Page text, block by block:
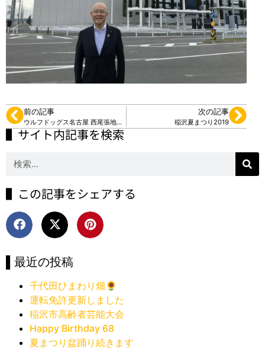
前の記事
ウルフドッグス名古屋 西尾張地区後援会設立
次の記事
稲沢夏まつり2019
▌サイト内記事を検索
▌この記事をシェアする
▌最近の投稿
千代田ひまわり畑🌻
運転免許更新しました
稲沢市高齢者芸能大会
Happy Birthday 68
夏まつり盆踊り続きます